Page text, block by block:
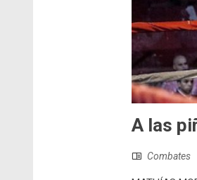
A las
Combates